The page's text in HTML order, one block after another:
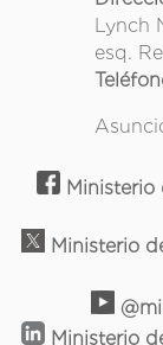
Lynch
esq.
Ministerio
Ministerio
Ministerio